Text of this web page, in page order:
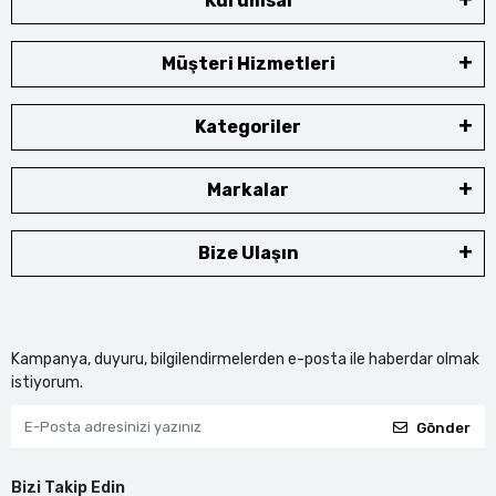
Müşteri Hizmetleri
Kategoriler
Markalar
Bize Ulaşın
Kampanya, duyuru, bilgilendirmelerden e-posta ile haberdar olmak
istiyorum.
Gönder
Bizi Takip Edin